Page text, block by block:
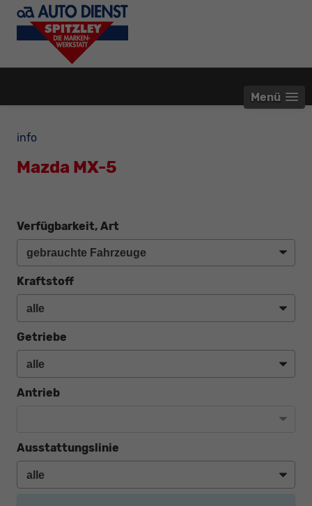
Menü
info
Mazda MX-5
Verfügbarkeit, Art
Kraftstoff
Getriebe
Antrieb
Ausstattungslinie